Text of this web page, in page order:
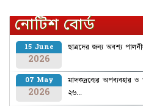
নোটিশ বোর্ড
15 June
2026
ছাত্রদের জন্য অবশ্য
07 May
2026
মাদকদ্রব্যের অপব্যবহার ও
২৬...